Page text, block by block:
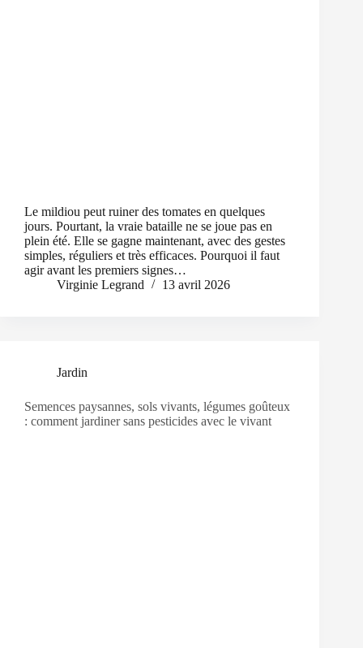
Le mildiou peut ruiner des tomates en quelques
jours. Pourtant, la vraie bataille ne se joue pas en
plein été. Elle se gagne maintenant, avec des gestes
simples, réguliers et très efficaces. Pourquoi il faut
agir avant les premiers signes…
Virginie Legrand
13 avril 2026
Jardin
Semences paysannes, sols vivants, légumes goûteux
: comment jardiner sans pesticides avec le vivant